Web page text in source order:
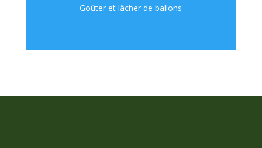
Goûter et lâcher de ballons